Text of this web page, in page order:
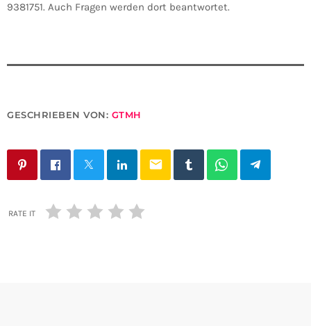
9381751. Auch Fragen werden dort beantwortet.
GESCHRIEBEN VON: GTMH
email
RATE IT